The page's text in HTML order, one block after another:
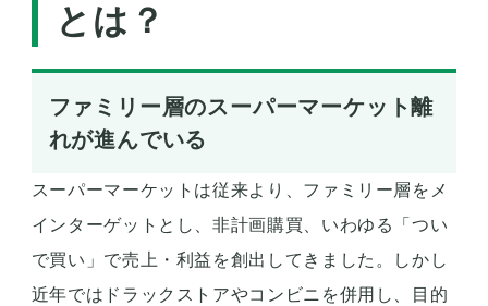
とは？
ファミリー層のスーパーマーケット離
れが進んでいる
スーパーマーケットは従来より、ファミリー層をメ
インターゲットとし、非計画購買、いわゆる「つい
で買い」で売上・利益を創出してきました。しかし
近年ではドラックストアやコンビニを併用し、目的